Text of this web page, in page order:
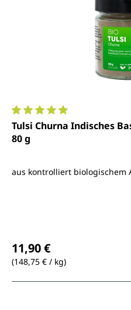
Durchschnittliche
Tulsi Churna Indisches
80 g
aus kontrolliert biologischem
11,90 €
(148,75 € / kg)